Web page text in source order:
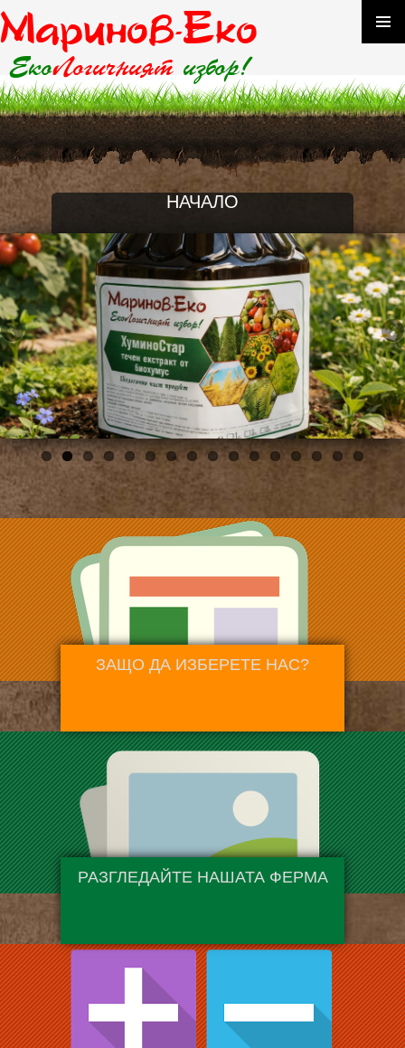
Маринов-Еко
ЕкоЛогичният избор!
КЪМ
СЪДЪРЖАНИЕТО
НАЧАЛО
ЗАЩО ДА ИЗБЕРЕТЕ НАС?
РАЗГЛЕДАЙТЕ НАШАТА ФЕРМА